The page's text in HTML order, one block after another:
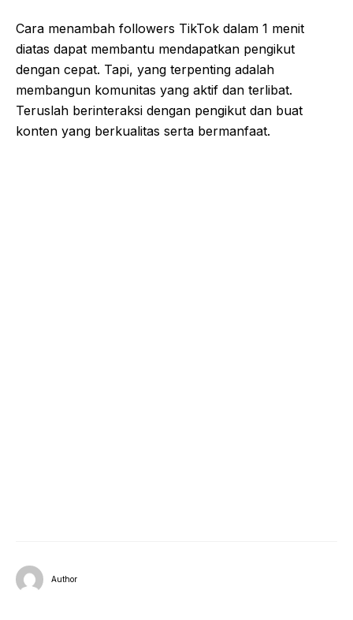
Cara menambah followers TikTok dalam 1 menit
diatas dapat membantu mendapatkan pengikut
dengan cepat. Tapi, yang terpenting adalah
membangun komunitas yang aktif dan terlibat.
Teruslah berinteraksi dengan pengikut dan buat
konten yang berkualitas serta bermanfaat.
Author